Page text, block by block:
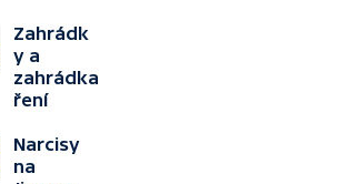
Zahrádk
y a
zahrádka
ření
Narcisy
na